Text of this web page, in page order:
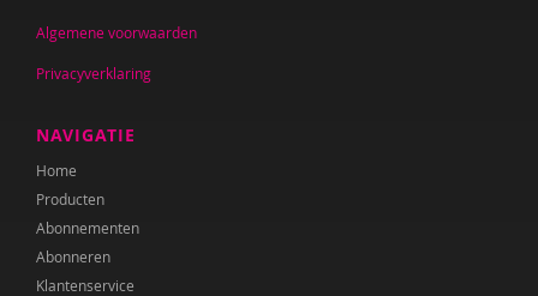
Algemene voorwaarden
Privacyverklaring
NAVIGATIE
Home
Producten
Abonnementen
Abonneren
Klantenservice